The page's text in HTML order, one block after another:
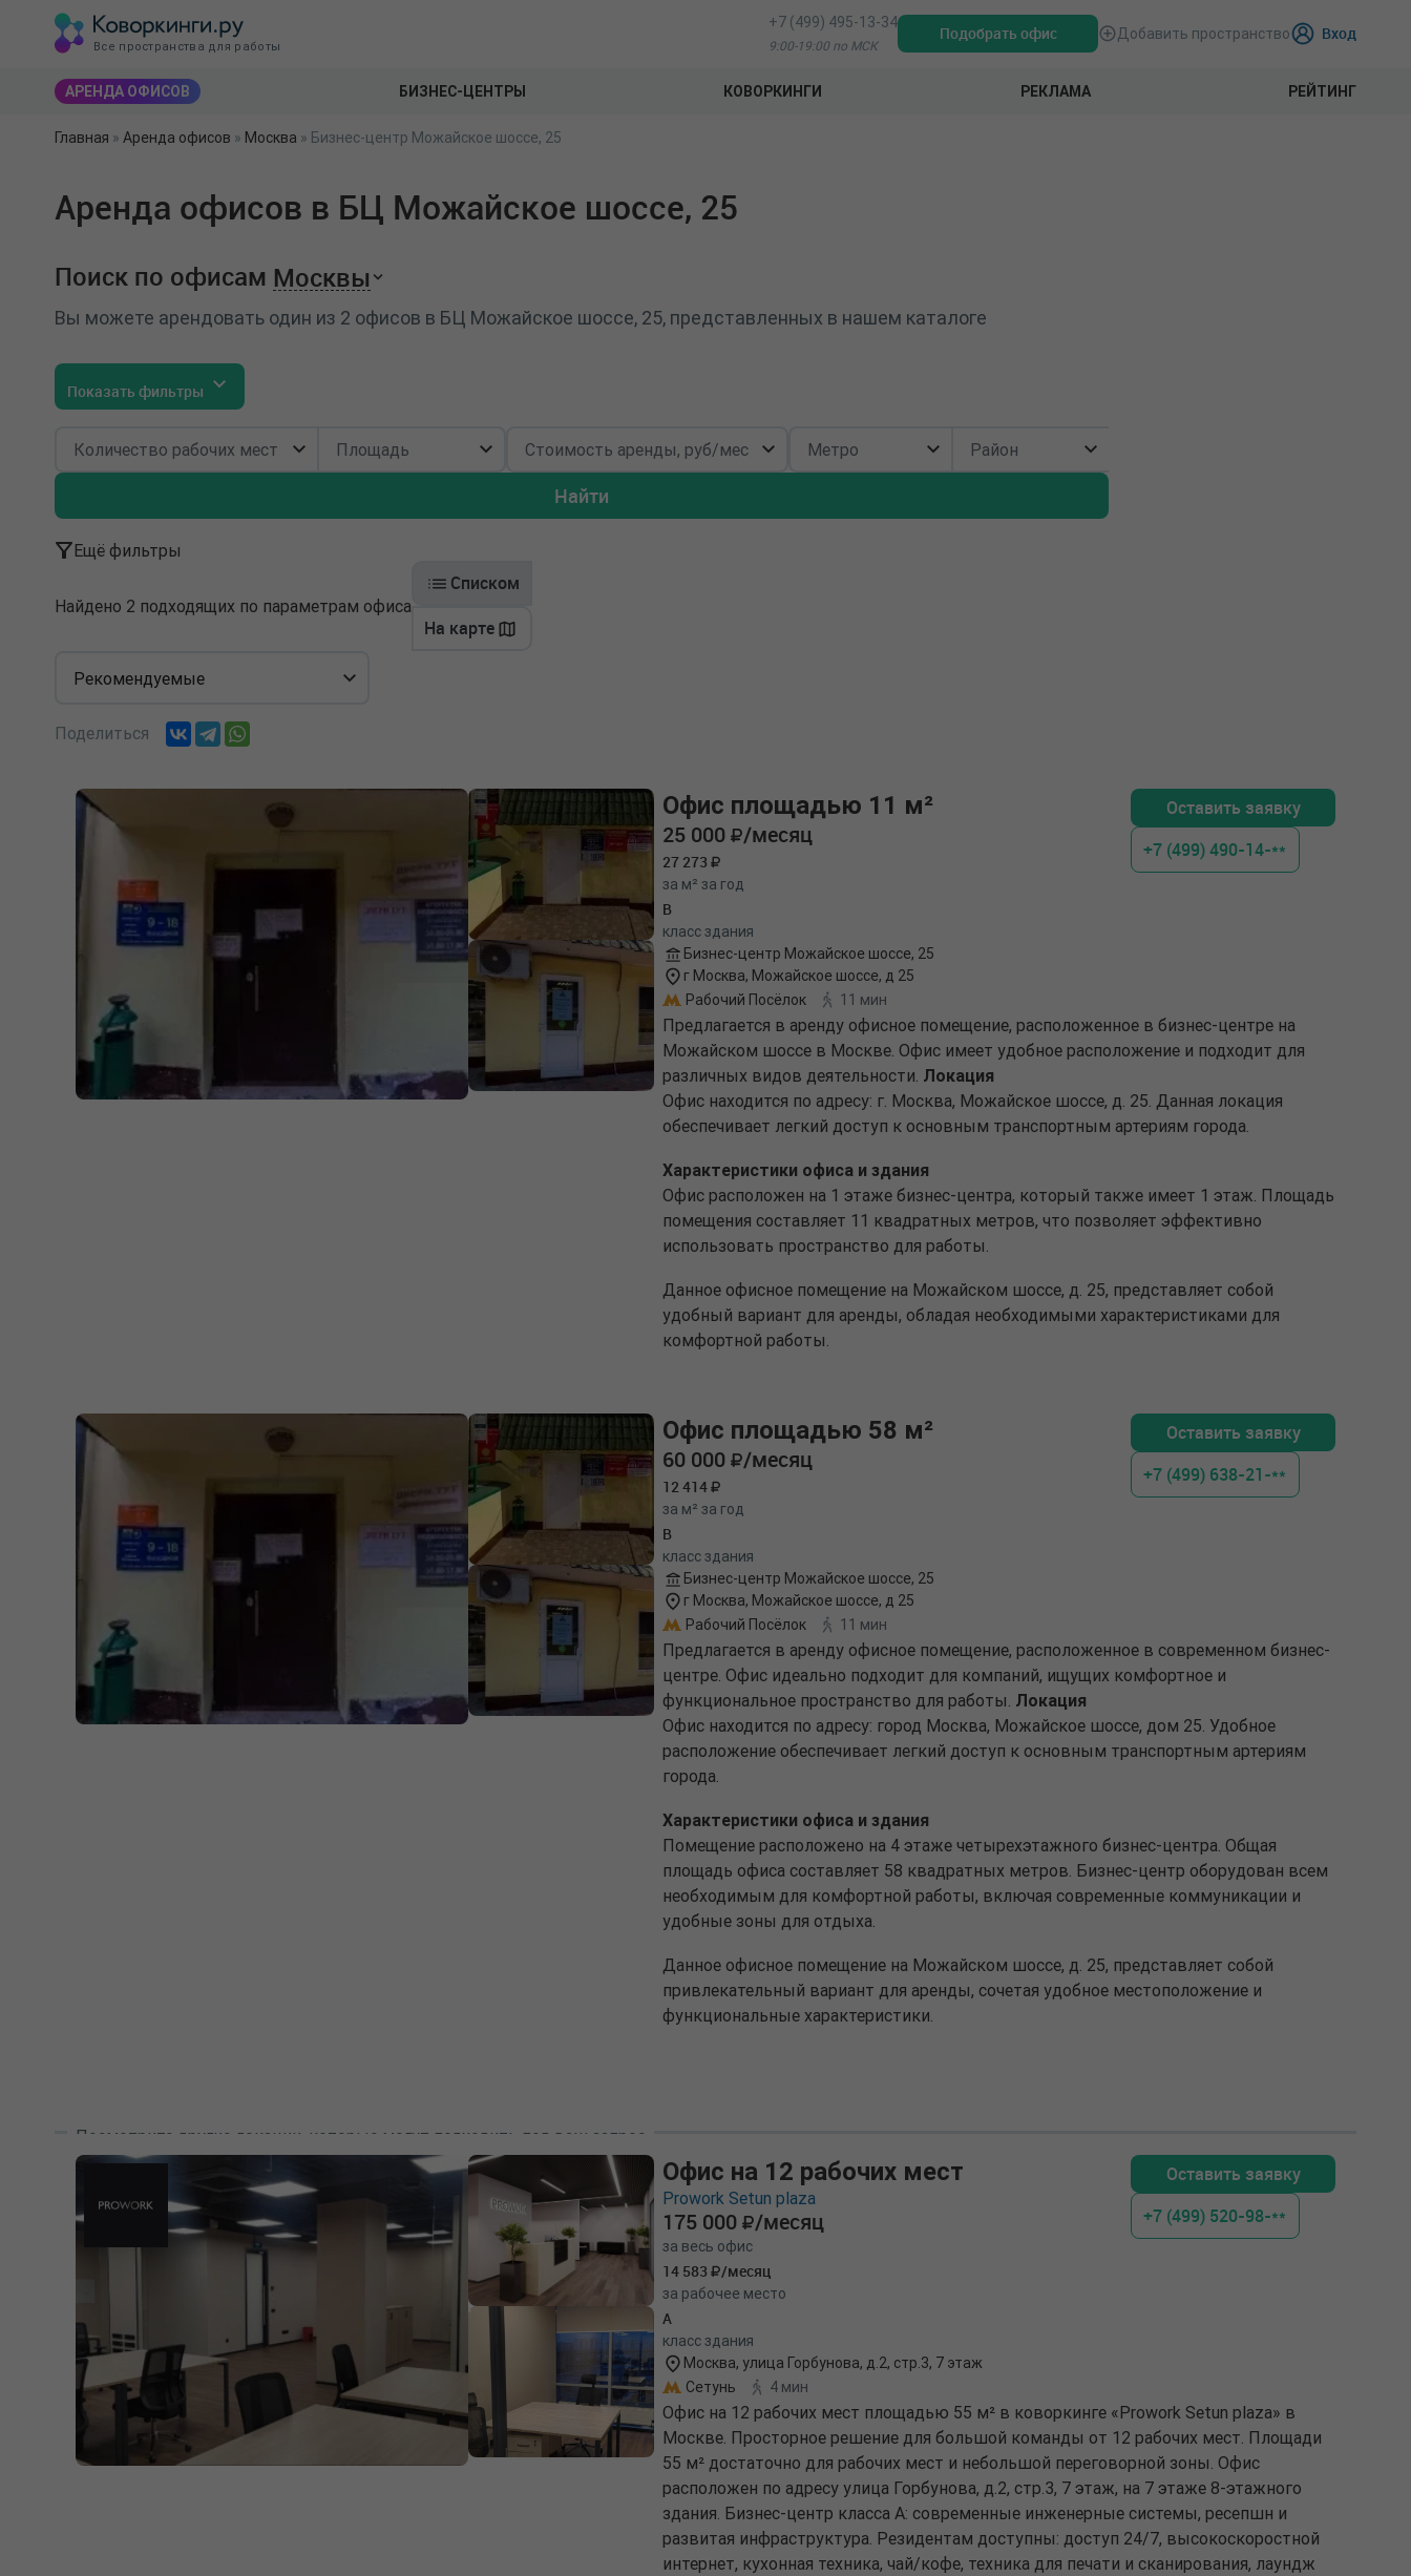
Все пространства для работы
+7 (499) 495-13-34
9:00-19:00 по МСК
Подобрать офис Добавить пространство Вход
АРЕНДА ОФИСОВ БИЗНЕС-ЦЕНТРЫ КОВОРКИНГИ РЕКЛАМА РЕЙТИНГ
Главная » Аренда офисов » Москва » Бизнес-центр Можайское шоссе, 25
Аренда офисов в БЦ Можайское шоссе, 25
Поиск по офисам Москвы
Вы можете арендовать один из 2 офисов в БЦ Можайское шоссе, 25, представленных в нашем каталоге
Показать фильтры
Район
Найти
Ещё фильтры
Найдено 2 подходящих по параметрам офиса
Списком
На карте
Рекомендуемые
Поделиться
Офис площадью 11 м²
25 000 /месяц
27 273
за м² за год
B
класс здания
Бизнес-центр Можайское шоссе, 25
г Москва, Можайское шоссе, д 25
Рабочий Посёлок
11 мин
Предлагается в аренду офисное помещение, расположенное в бизнес-центре на
Можайском шоссе в Москве. Офис имеет удобное расположение и подходит для
различных видов деятельности. Локация
Офис находится по адресу: г. Москва, Можайское шоссе, д. 25. Данная локация
обеспечивает легкий доступ к основным транспортным артериям города.
Характеристики офиса и здания
Офис расположен на 1 этаже бизнес-центра, который также имеет 1 этаж. Площадь
помещения составляет 11 квадратных метров, что позволяет эффективно
использовать пространство для работы.
Данное офисное помещение на Можайском шоссе, д. 25, представляет собой
удобный вариант для аренды, обладая необходимыми характеристиками для
комфортной работы.
Оставить заявку
+7 (499) 490-14-**
Офис площадью 58 м²
60 000 /месяц
12 414
за м² за год
B
класс здания
Бизнес-центр Можайское шоссе, 25
г Москва, Можайское шоссе, д 25
Рабочий Посёлок
11 мин
Предлагается в аренду офисное помещение, расположенное в современном бизнес-
центре. Офис идеально подходит для компаний, ищущих комфортное и
функциональное пространство для работы. Локация
Офис находится по адресу: город Москва, Можайское шоссе, дом 25. Удобное
расположение обеспечивает легкий доступ к основным транспортным артериям
города.
Характеристики офиса и здания
Помещение расположено на 4 этаже четырехэтажного бизнес-центра. Общая
площадь офиса составляет 58 квадратных метров. Бизнес-центр оборудован всем
необходимым для комфортной работы, включая современные коммуникации и
удобные зоны для отдыха.
Данное офисное помещение на Можайском шоссе, д. 25, представляет собой
привлекательный вариант для аренды, сочетая удобное местоположение и
функциональные характеристики.
Оставить заявку
+7 (499) 638-21-**
Посмотрите другие локации, которые могут подходить под ваш запрос
Офис на 12 рабочих мест
Prowork Setun plaza
175 000 /месяц
за весь офис
14 583 /месяц
за рабочее место
A
класс здания
Москва, улица Горбунова, д.2, стр.3, 7 этаж
Сетунь
4 мин
Офис на 12 рабочих мест площадью 55 м² в коворкинге «Prowork Setun plaza» в
Москве. Просторное решение для большой команды от 12 рабочих мест. Площади
55 м² достаточно для рабочих мест и небольшой переговорной зоны. Офис
расположен по адресу улица Горбунова, д.2, стр.3, 7 этаж, на 7 этаже 8-этажного
здания. Бизнес-центр класса A: современные инженерные системы, ресепшн и
развитая инфраструктура. Резидентам доступны: доступ 24/7, высокоскоростной
интернет, кухонная техника, чай/кофе, техника для печати и сканирования, лаундж
Оставить заявку
+7 (499) 520-98-**